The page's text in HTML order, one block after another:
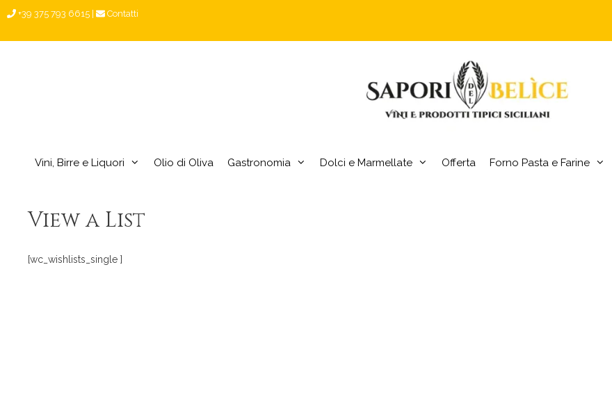
+39 375 793 6615 Contatti
Vini, Birre e Liquori Olio di Oliva Gastronomia Dolci e Marmellate Offerta Forno Pasta e Farine
View a List
[wc_wishlists_single ]